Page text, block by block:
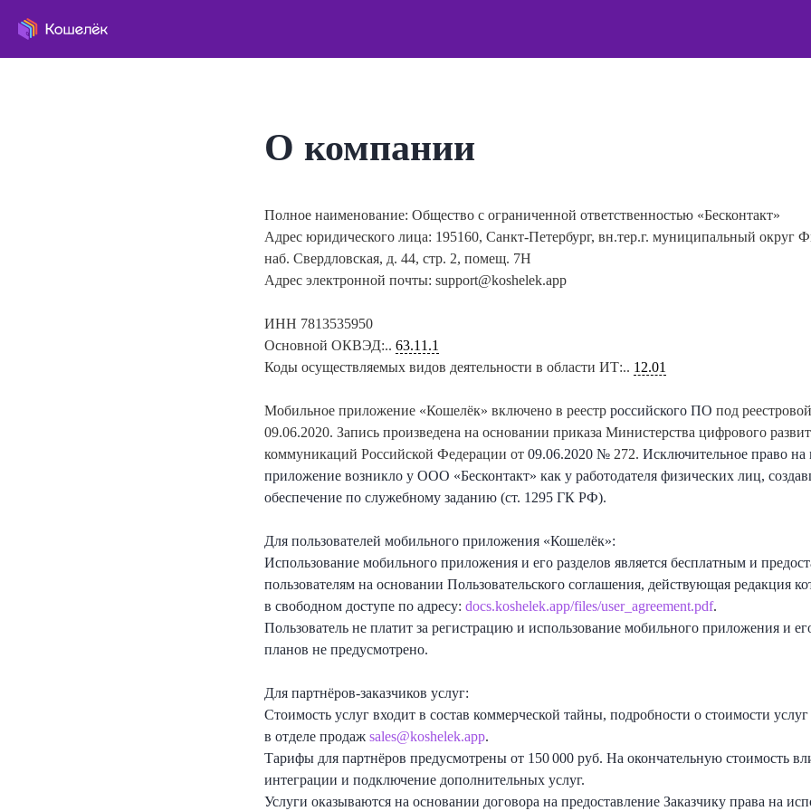
О компании
Полное наименование: Общество с ограниченной ответственностью «Бесконтакт»
Адрес юридического лица: 195160, Санкт-Петербург, вн.тер.г. муниципальный округ
наб. Свердловская, д. 44, стр. 2, помещ. 7Н
Адрес электронной почты: support@koshelek.app
ИНН 7813535950
Основной ОКВЭД:.. 63.11.1
Коды осуществляемых видов деятельности в области ИТ:.. 12.01
Мобильное приложение «Кошелёк» включено в реестр российского ПО под
09.06.2020. Запись произведена на основании приказа Министерства цифрового
коммуникаций Российской Федерации от 09.06.2020 № 272. Исключительное право на
приложение возникло у ООО «Бесконтакт» как у работодателя физических лиц,
обеспечение по служебному заданию (ст. 1295 ГК РФ).
Для пользователей мобильного приложения «Кошелёк»:
Использование мобильного приложения и его разделов является бесплатным и
пользователям на основании Пользовательского соглашения, действующая редакция
в свободном доступе по адресу: docs.koshelek.app/files/user_agreement.pdf.
Пользователь не платит за регистрацию и использование мобильного приложения и
планов не предусмотрено.
Для партнёров-заказчиков услуг:
Стоимость услуг входит в состав коммерческой тайны, подробности о стоимости
в отделе продаж sales@koshelek.app.
Тарифы для партнёров предусмотрены от 150 000 руб. На окончательную стоимость
интеграции и подключение дополнительных услуг.
Услуги оказываются на основании договора на предоставление Заказчику права на